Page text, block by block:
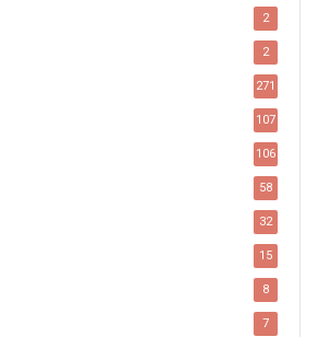
2
2
271
107
106
58
32
15
8
7